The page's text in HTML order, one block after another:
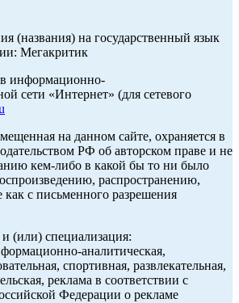
(названия) на государственный язык
Мегакритик
информационно-
сети «Интернет» (для сетевого
на данном сайте, охраняется в
РФ об авторском праве и не
кем-либо в какой бы то ни было
распространению,
как с письменного разрешения
(или) специализация:
аналитическая,
спортивная, развлекательная,
реклама в соответствии с
Федерации о рекламе